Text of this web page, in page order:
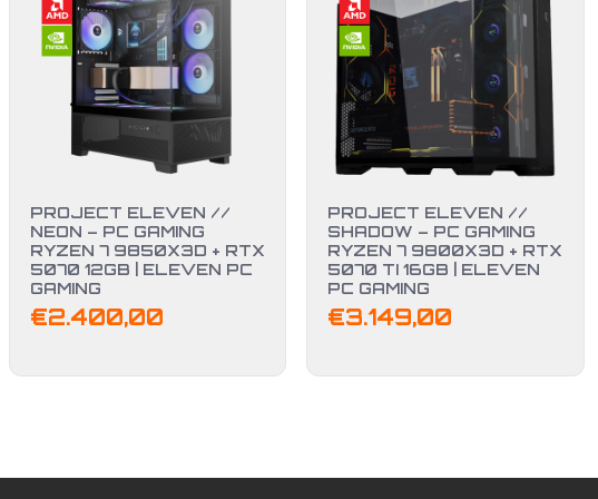
PROJECT ELEVEN //
NEON – PC GAMING
RYZEN 7 9850X3D + RTX
5070 12GB | ELEVEN PC
GAMING
€2.400,00
PROJECT ELEVEN //
SHADOW – PC GAMING
RYZEN 7 9800X3D + RTX
5070 TI 16GB | ELEVEN
PC GAMING
€3.149,00